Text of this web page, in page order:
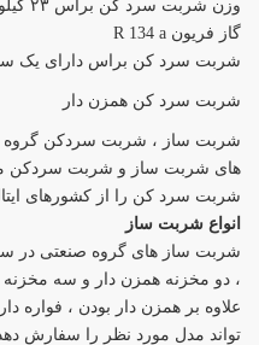
وزن شربت سرد کن براس ۲۳ کیلو گرم است
گاز فریون R 134 a
شربت سرد کن براس دارای یک
شربت سرد کن همزن دار
شربت ساز ، شربت سردکن گروه
های شربت ساز و شربت سردکن
شربت سرد کن را از کشورهای
انواع شربت ساز
شربت ساز های گروه صنعتی در
، دو مخزنه همزن دار و سه
علاوه بر همزن دار بودن ، فواره
تواند مدل مورد نظر را سفارش